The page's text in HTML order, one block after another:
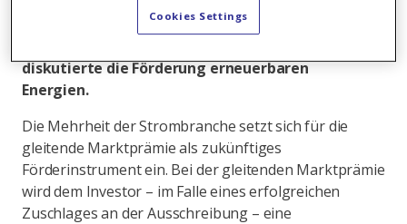
stellen. Der vorliegende Teil 2 befasst sich mit der
diskutierte die Förderung erneuerbaren
Energien.
Die Mehrheit der Strombranche setzt sich für die
gleitende Marktprämie als zukünftiges
Förderinstrument ein. Bei der gleitenden Marktprämie
wird dem Investor – im Falle eines erfolgreichen
Zuschlages an der Ausschreibung – eine
Cookies Settings